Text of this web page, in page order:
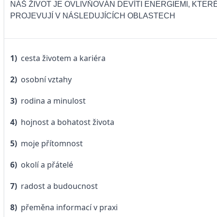
NÁŠ ŽIVOT JE OVLIVŇOVÁN DEVÍTI ENERGIEMI,
PROJEVUJÍ V NÁSLEDUJÍCÍCH OBLASTECH
1) cesta životem a kariéra
2) osobní vztahy
3) rodina a minulost
4) hojnost a bohatost života
5) moje přítomnost
6) okolí a přátelé
7) radost a budoucnost
8) přeměna informací v praxi